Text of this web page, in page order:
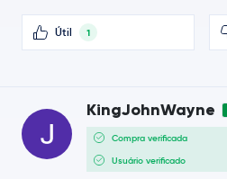
Polygon Ecosystem Token
Kaspa KAS
Jupiter Exchange Token
Útil 1
KingJohnWayne
Compra verificada
Usuário verificado